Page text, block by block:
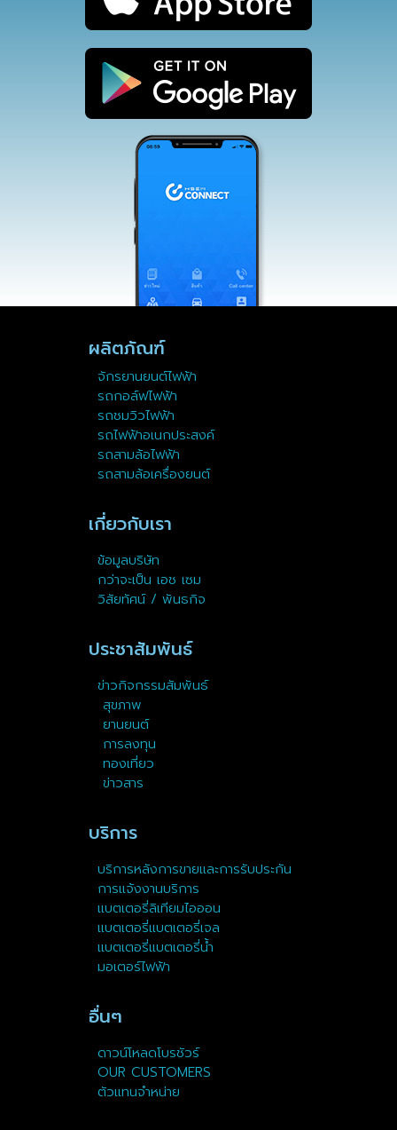
ผลิตภัณฑ์
จักรยานยนต์ไฟฟ้า
รถกอล์ฟไฟฟ้า
รถชมวิวไฟฟ้า
รถไฟฟ้าอเนกประสงค์
รถสามล้อไฟฟ้า
รถสามล้อเครื่องยนต์
เกี่ยวกับเรา
ข้อมูลบริษัท
กว่าจะเป็น เอช เซม
วิสัยทัศน์ / พันธกิจ
ประชาสัมพันธ์
ข่าวกิจกรรมสัมพันธ์
สุขภาพ
ยานยนต์
การลงทุน
ทองเที่ยว
ข่าวสาร
บริการ
บริการหลังการขายและการรับประกัน
การแจ้งงานบริการ
แบตเตอรี่ลิเทียมไอออน
แบตเตอรี่แบตเตอรี่เจล
แบตเตอรี่แบตเตอรี่น้ำ
มอเตอร์ไฟฟ้า
อื่นๆ
ดาวน์โหลดโบรชัวร์
OUR CUSTOMERS
ตัวแทนจำหน่าย